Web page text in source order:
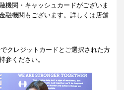
機関・キャッシュカードがございま
融機関もございます。詳しくは店舗
クレジットカードとご選択された方
参ください。